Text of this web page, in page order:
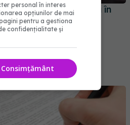
418 locuri în
REZIDENȚIAT 2021
12:23
personal în interes
opțiunilor de mai
pentru a gestiona
confidențialitate și
Consimțământ